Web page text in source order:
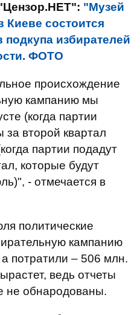
"Музей
Киеве состоится
избирателей
ФОТО
происхождение
кампанию мы
(когда партии
второй квартал
партии подадут
которые будут
- отмечается в
политические
кампанию
потратили – 506 млн.
ведь отчеты
не обнародованы.